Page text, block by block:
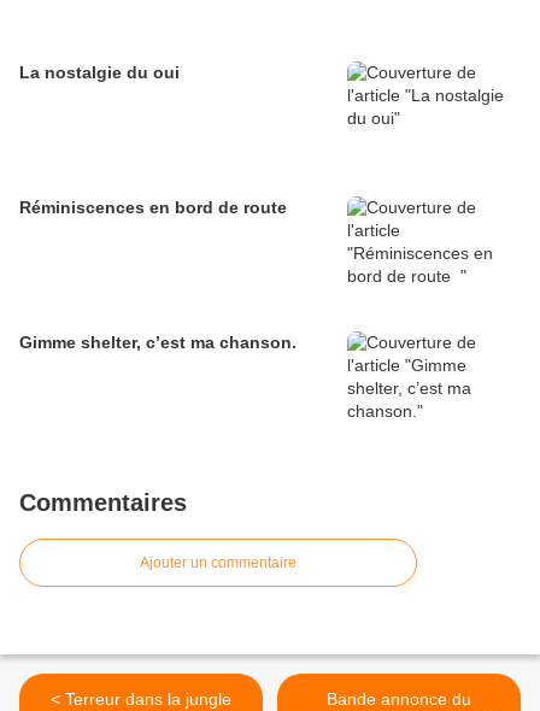
La nostalgie du oui
Gimme shelter, c’est ma chanson.
Commentaires
Ajouter un commentaire
< Terreur dans la jungle
Bande annonce du